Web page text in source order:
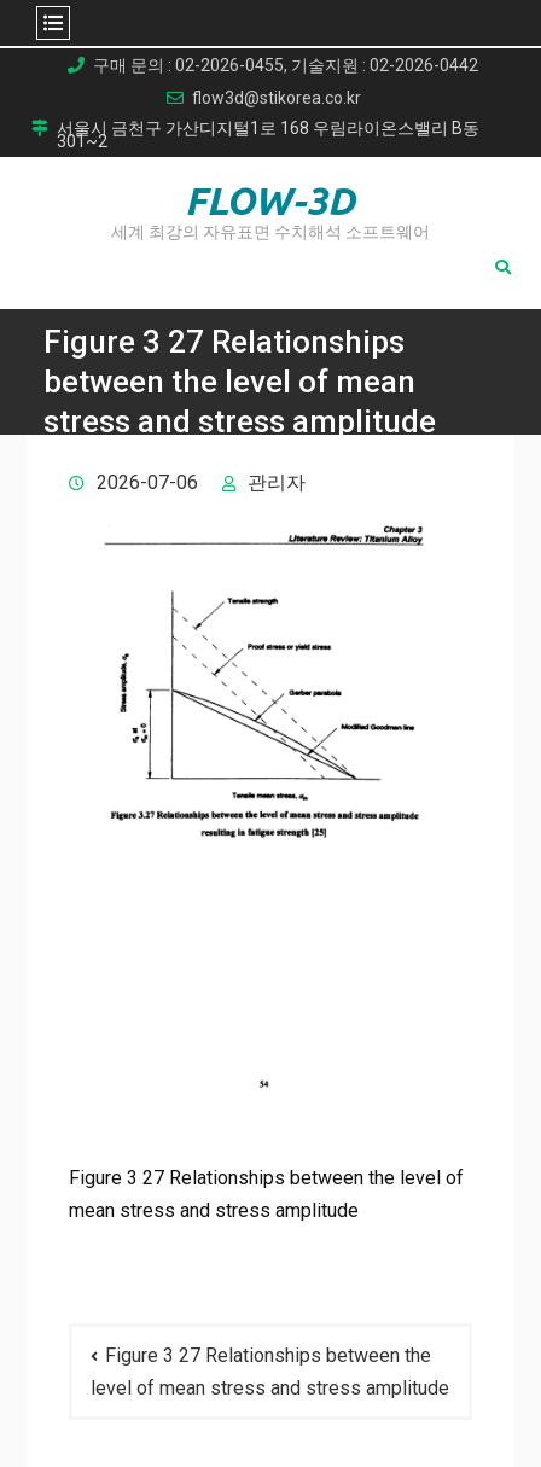
content
구매 문의 : 02-2026-0455, 기술지원 : 02-2026-0442
flow3d@stikorea.co.kr
서울시 금천구 가산디지털1로 168 우림라이온스밸리 B동
301~2
FLOW-3D
세계 최강의 자유표면 수치해석 소프트웨어
Figure 3 27 Relationships
between the level of mean
stress and stress amplitude
Figure 3 27 Relationships between the level of mean stress
2026-07-06 관리자
Figure 3 27 Relationships between the level of
mean stress and stress amplitude
navigation
Figure 3 27 Relationships between the
level of mean stress and stress amplitude